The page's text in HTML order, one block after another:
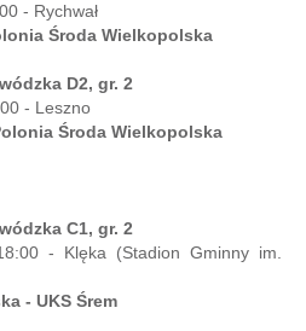
- Rychwał
Środa Wielkopolska
D2, gr. 2
- Leszno
Środa Wielkopolska
C1, gr. 2
- Klęka (Stadion Gminny im.
- UKS Śrem